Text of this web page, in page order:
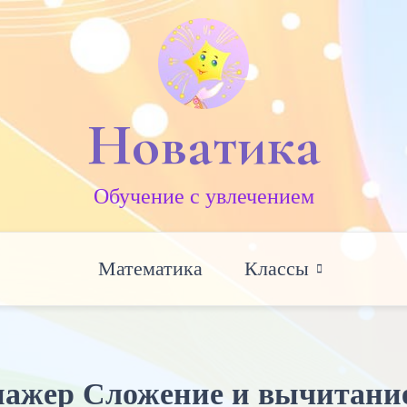
Новатика
Обучение c увлечением
Математика Классы
Сложение и